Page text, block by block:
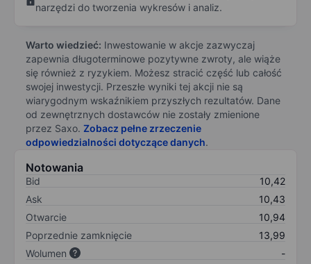
narzędzi do tworzenia wykresów i analiz.
Warto wiedzieć: Inwestowanie w akcje zazwyczaj
zapewnia długoterminowe pozytywne zwroty, ale wiąże
się również z ryzykiem. Możesz stracić część lub całość
swojej inwestycji. Przeszłe wyniki tej akcji nie są
wiarygodnym wskaźnikiem przyszłych rezultatów. Dane
od zewnętrznych dostawców nie zostały zmienione
przez Saxo. Zobacz pełne zrzeczenie
odpowiedzialności dotyczące danych.
Notowania
Bid
10,42
Ask
10,43
Otwarcie
10,94
Poprzednie zamknięcie
13,99
Wolumen
-